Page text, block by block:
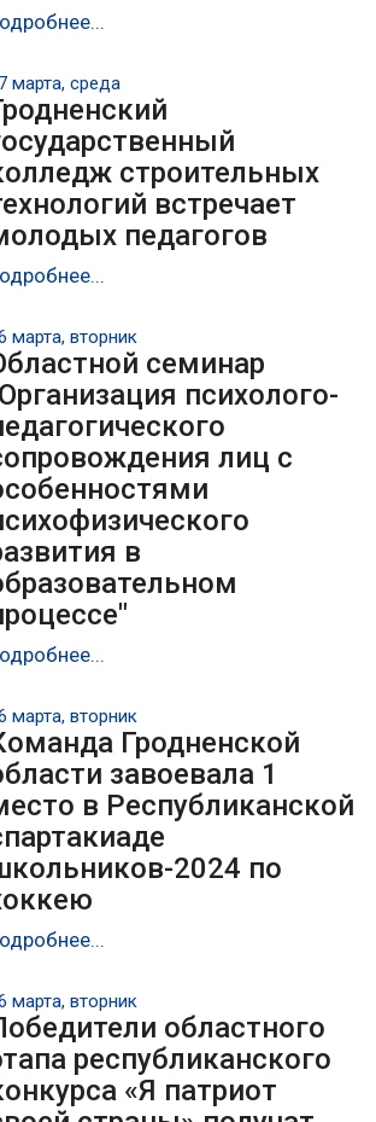
марта, среда
строительных
встречает
педагогов
марта, вторник
семинар
психолого-
лиц с
в
марта, вторник
Гродненской
завоевала 1
в Республиканской
2024 по
марта, вторник
областного
республиканского
«Я патриот